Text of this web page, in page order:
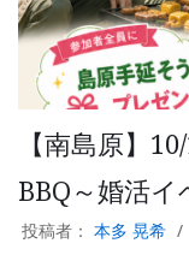
【南島原】
BBQ～婚活イ
投稿者： 本多 晃希